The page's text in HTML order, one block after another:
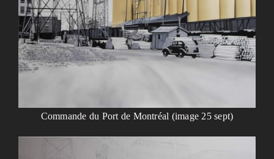
Commande du Port de Montréal (image 25 sept)